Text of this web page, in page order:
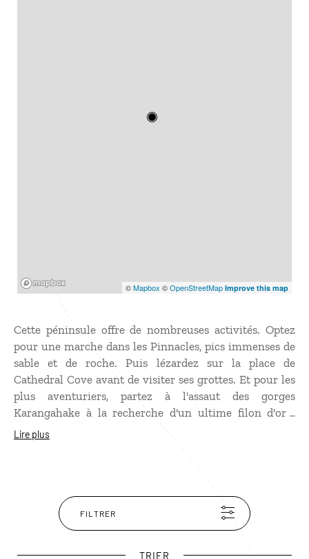
©Mapbox ©OpenStreetMap Improve this map
Cette péninsule offre de nombreuses activités. Optez
pour une marche dans les Pinnacles, pics immenses de
sable et de roche. Puis lézardez sur la place de
Cathedral Cove avant de visiter ses grottes. Et pour les
plus aventuriers, partez à l'assaut des gorges
Karangahake à la recherche d'un ultime filon d'or !
Pour finir en beauté, attendez la marée basse du côté de
Lire plus
FILTRER
TRIER